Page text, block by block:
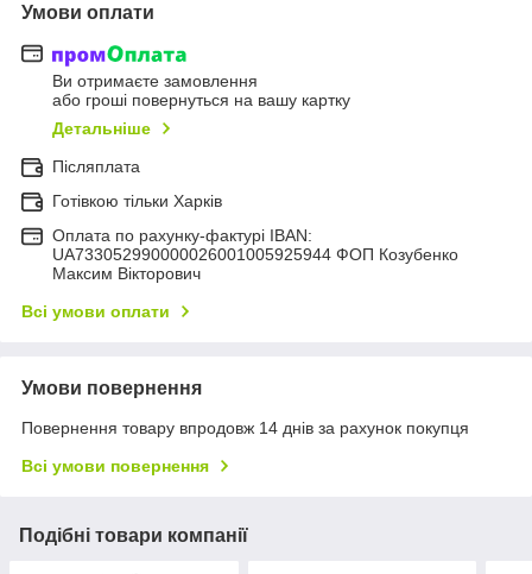
Умови оплати
Ви отримаєте замовлення
або гроші повернуться на вашу картку
Детальніше
Післяплата
Готівкою тільки Харків
Оплата по рахунку-фактурі IBAN:
UA733052990000026001005925944 ФОП Козубенко
Максим Вікторович
Всі умови оплати
Умови повернення
Повернення товару впродовж 14 днів за рахунок покупця
Всі умови повернення
Подібні товари компанії